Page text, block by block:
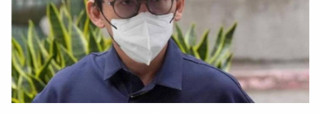
案件沉寂多年，直至2023年台灣爆發「#
MeToo
」運動，2
名受害女子才鼓起勇氣揭露遭遇。NONO起初全盤否認指
控，並宣布暫停演藝工作「反省」，案件經台北地檢署偵辦
後移交士林地檢署，2024年一度獲不起訴處分，但高等檢
察署認為案情未明，發回續查。士林地檢署重啟調查，認定
NONO罪證明確，痛斥他「利用藝人知名度結識被害人，犯